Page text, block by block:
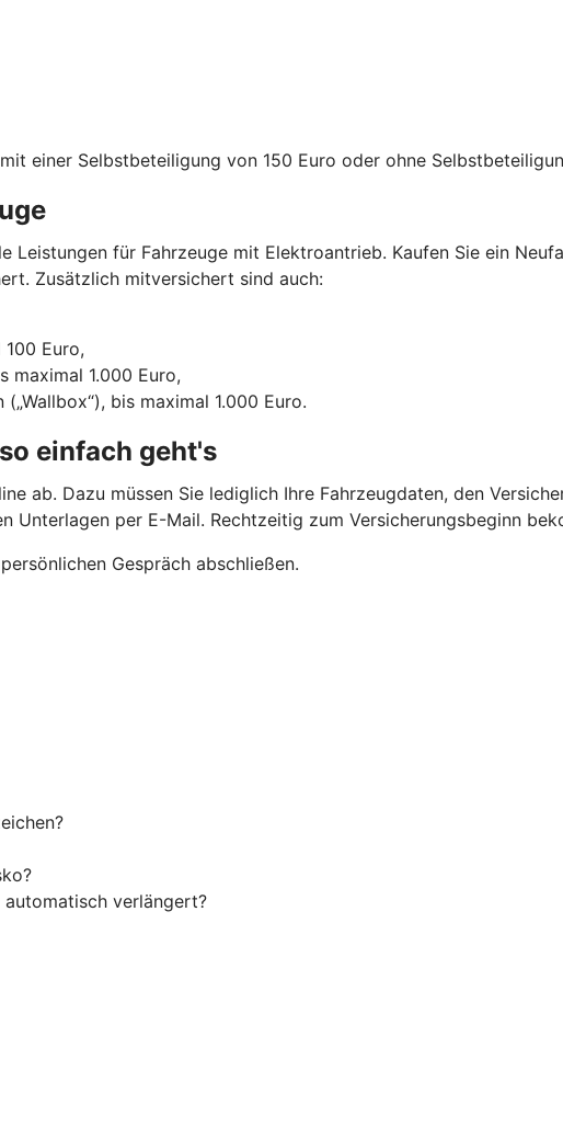
einer Selbstbeteiligung von 150 Euro oder ohne
Leistungen für Fahrzeuge mit Elektroantrieb. Kaufen Sie ein
Zusätzlich mitversichert sind auch:
Euro,
maximal 1.000 Euro,
bis maximal 1.000 Euro.
einfach geht's
ab. Dazu müssen Sie lediglich Ihre Fahrzeugdaten, den
Unterlagen per E-Mail. Rechtzeitig zum Versicherungsbeginn
Gespräch abschließen.
automatisch verlängert?